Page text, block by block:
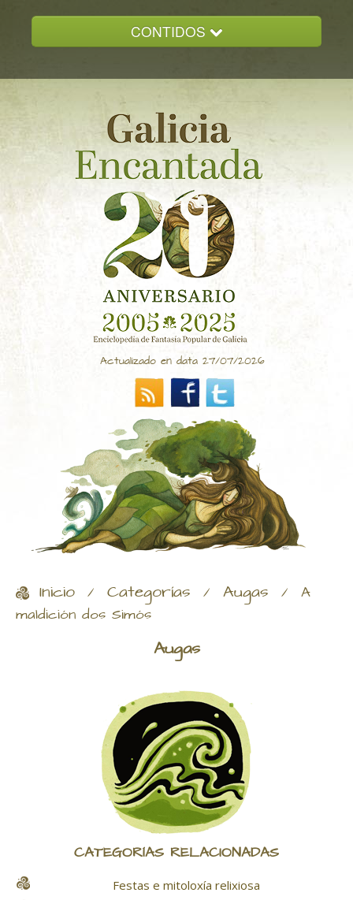
CONTIDOS
GALICIA ENCANTADA
DOCUMENTACION
NOVAS
CONTACTO
Actualizado en data 27/07/2026
Inicio / Categorías / Augas / A
maldición dos Simós
Augas
CATEGORÍAS RELACIONADAS
Festas e mitoloxía relixiosa